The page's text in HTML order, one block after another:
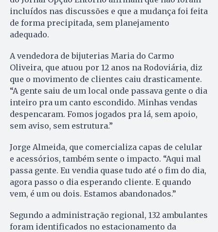
incluídos nas discussões e que a mudança foi feita
de forma precipitada, sem planejamento
adequado.
A vendedora de bijuterias Maria do Carmo
Oliveira, que atuou por 12 anos na Rodoviária, diz
que o movimento de clientes caiu drasticamente.
“A gente saiu de um local onde passava gente o dia
inteiro pra um canto escondido. Minhas vendas
despencaram. Fomos jogados pra lá, sem apoio,
sem aviso, sem estrutura.”
Jorge Almeida, que comercializa capas de celular
e acessórios, também sente o impacto. “Aqui mal
passa gente. Eu vendia quase tudo até o fim do dia,
agora passo o dia esperando cliente. E quando
vem, é um ou dois. Estamos abandonados.”
Segundo a administração regional, 132 ambulantes
foram identificados no estacionamento da